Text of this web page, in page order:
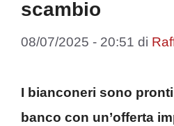
scambio
08/07/2025 - 20:51 di
I bianconeri sono pronti
banco con un’offerta